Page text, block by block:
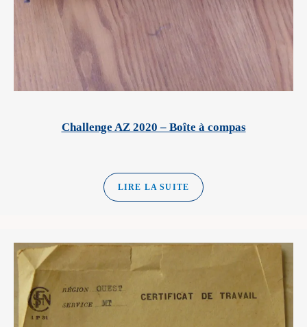
Challenge AZ 2020 – Boîte à compas
LIRE LA SUITE